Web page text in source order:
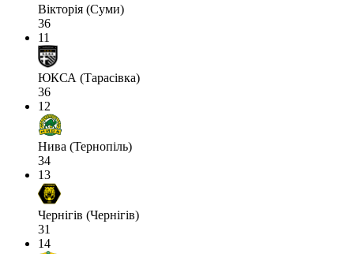
Вікторія (Суми)
36
11
ЮКСА (Тарасівка)
36
12
Нива (Тернопіль)
34
13
Чернігів (Чернігів)
31
14